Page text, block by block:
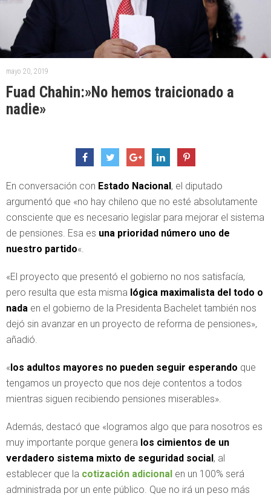
mayo 20, 2019
Fuad Chahin:»No hemos traicionado a
nadie»
En conversación con Estado Nacional, el diputado
argumentó que «no hay chileno que no esté absolutamente
consciente que es necesario legislar para mejorar el sistema
de pensiones. Esa es una prioridad número uno de
nuestro partido«.
«El proyecto que presentó el gobierno no nos satisfacía,
pero resulta que esta misma lógica maximalista del todo o
nada en el gobierno de la Presidenta Bachelet también nos
dejó sin avanzar en un proyecto de reforma de pensiones»,
añadió.
«los adultos mayores no pueden seguir esperando que
tengamos un proyecto que nos deje contentos a todos
mientras siguen recibiendo pensiones miserables».
Además, destacó que «logramos algo que para nosotros es
muy importante porque genera los cimientos de un
verdadero sistema mixto de seguridad social, al
establecer que la cotización adicional en un 100% será
administrada por un ente público. Que no irá un peso más